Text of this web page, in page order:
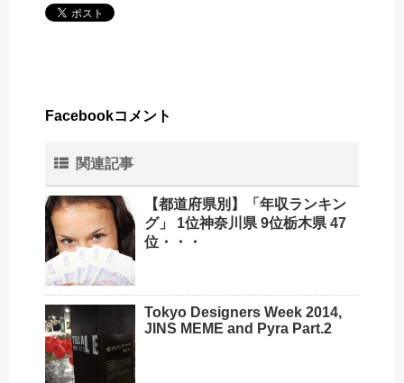
Facebookコメント
関連記事
【都道府県別】「年収ランキン
グ」 1位神奈川県 9位栃木県 47
位・・・
Tokyo Designers Week 2014,
JINS MEME and Pyra Part.2